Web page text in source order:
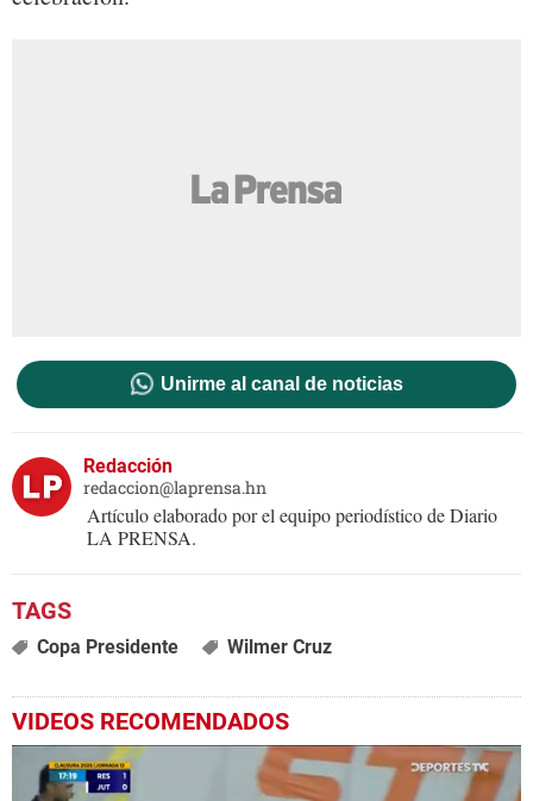
Unirme al canal de noticias
Redacción
redaccion@laprensa.hn
Artículo elaborado por el equipo periodístico de Diario
LA PRENSA.
Copa Presidente Wilmer Cruz
VIDEOS RECOMENDADOS